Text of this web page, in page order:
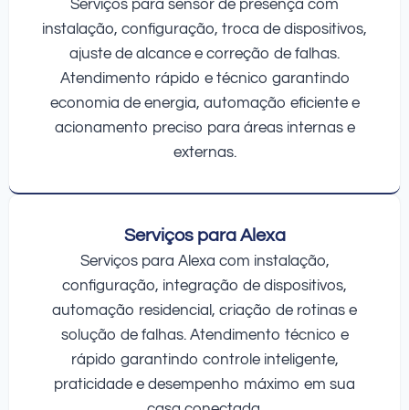
Serviços para sensor de presença com
instalação, configuração, troca de dispositivos,
ajuste de alcance e correção de falhas.
Atendimento rápido e técnico garantindo
economia de energia, automação eficiente e
acionamento preciso para áreas internas e
externas.
Serviços para Alexa
Serviços para Alexa com instalação,
configuração, integração de dispositivos,
automação residencial, criação de rotinas e
solução de falhas. Atendimento técnico e
rápido garantindo controle inteligente,
praticidade e desempenho máximo em sua